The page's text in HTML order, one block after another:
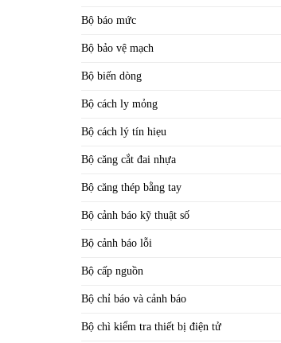
Bộ báo mức
Bộ bảo vệ mạch
Bộ biến dòng
Bộ cách ly mỏng
Bộ cách lý tín hiẹu
Bộ căng cắt đai nhựa
Bộ căng thép bằng tay
Bộ cảnh báo kỹ thuật số
Bộ cảnh báo lỗi
Bộ cấp nguồn
Bộ chỉ báo và cảnh báo
Bộ chì kiểm tra thiết bị điện tử